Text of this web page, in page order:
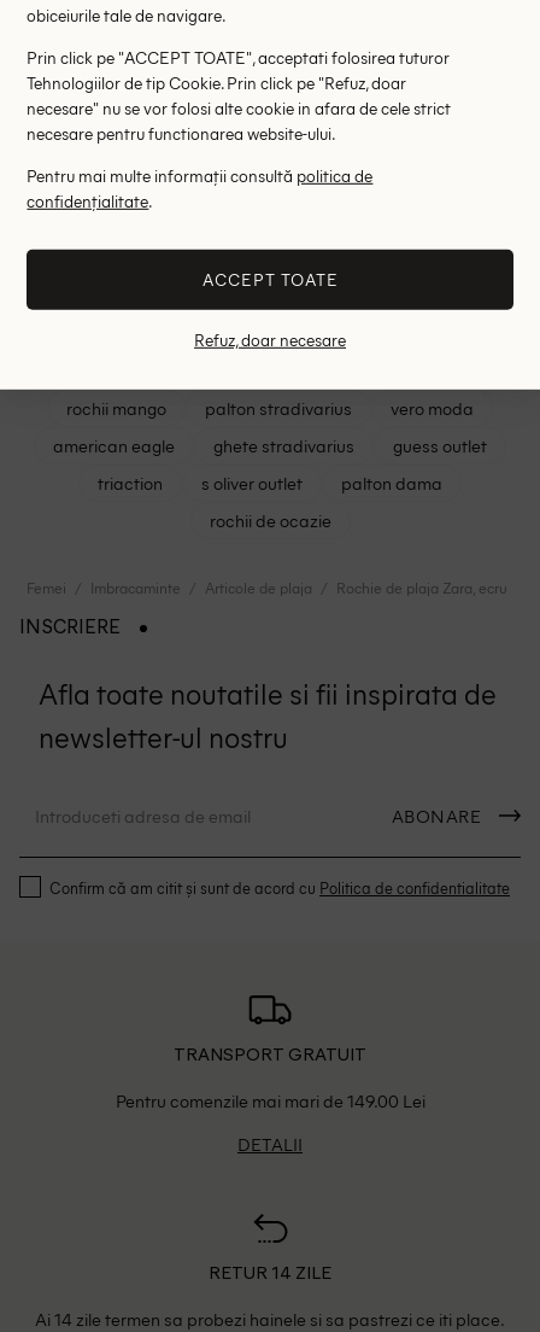
RRP: 239.00 lei
34
reserved
rochii mohito
rochii shein
sutiene triumph
shein rochii elegante
rochii mango
palton stradivarius
vero moda
american eagle
ghete stradivarius
guess outlet
triaction
s oliver outlet
palton dama
rochii de ocazie
Femei Imbracaminte Articole de plaja Rochie de plaja Zara, ecru
INSCRIERE
Afla toate noutatile si fii inspirata de
newsletter-ul nostru
ABONARE
Confirm că am citit și sunt de acord cu Politica de confidentialitate
TRANSPORT GRATUIT
Pentru comenzile mai mari de 149.00 Lei
DETALII
RETUR 14 ZILE
Ai 14 zile termen sa probezi hainele si sa pastrezi ce iti place.
obiceiurile tale de navigare.
Prin click pe "ACCEPT TOATE", acceptati folosirea tuturor
Tehnologiilor de tip Cookie. Prin click pe "Refuz, doar
necesare" nu se vor folosi alte cookie in afara de cele strict
necesare pentru functionarea website-ului.
Pentru mai multe informații consultă politica de
confidențialitate.
ACCEPT TOATE
Refuz, doar necesare